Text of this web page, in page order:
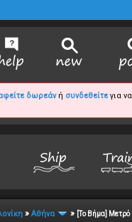
δωρεάνή συνδεθείτεγια
» Αθήνα » [Το Βήμα]